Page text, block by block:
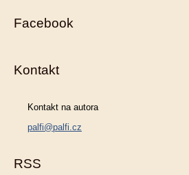
Facebook
Kontakt
Kontakt na autora
palfi@palfi.cz
RSS